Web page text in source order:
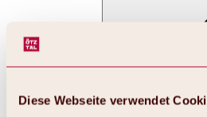
Diese Webseite verwendet